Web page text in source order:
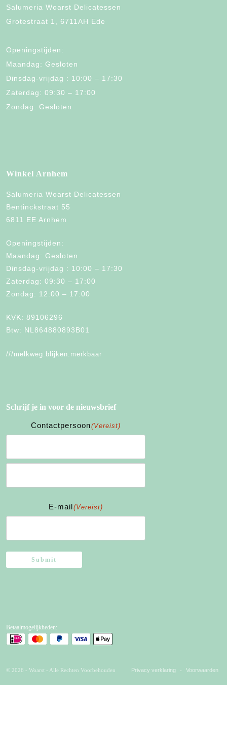
Salumeria Woarst Delicatessen
Grotestraat 1, 6711AH Ede
Openingstijden:
Maandag: Gesloten
Dinsdag-vrijdag : 10:00 – 17:30
Zaterdag: 09:30 – 17:00
Zondag: Gesloten
Winkel Arnhem
Salumeria Woarst Delicatessen
Bentinckstraat 55
6811 EE Arnhem
Openingstijden:
Maandag: Gesloten
Dinsdag-vrijdag : 10:00 – 17:30
Zaterdag: 09:30 – 17:00
Zondag: 12:00 – 17:00
KVK: 89106296
Btw: NL864880893B01
///melkweg.blijken.merkbaar
Schrijf je in voor de nieuwsbrief
Contactpersoon(Vereist)
E-mail(Vereist)
Submit
Betaalmogelijkheden:
© 2026 - Woarst - Alle Rechten Voorbehouden Privacy verklaring - Voorwaarden